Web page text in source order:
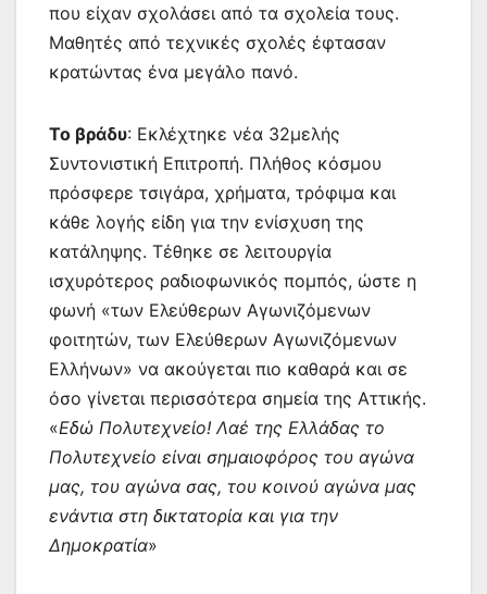
που είχαν σχολάσει από τα σχολεία τους.
Μαθητές από τεχνικές σχολές έφτασαν
κρατώντας ένα μεγάλο πανό.
Το βράδυ: Εκλέχτηκε νέα 32μελής
Συντονιστική Επιτροπή. Πλήθος κόσμου
πρόσφερε τσιγάρα, χρήματα, τρόφιμα και
κάθε λογής είδη για την ενίσχυση της
κατάληψης. Τέθηκε σε λειτουργία
ισχυρότερος ραδιοφωνικός πομπός, ώστε η
φωνή «των Ελεύθερων Αγωνιζόμενων
φοιτητών, των Ελεύθερων Αγωνιζόμενων
Ελλήνων» να ακούγεται πιο καθαρά και σε
όσο γίνεται περισσότερα σημεία της Αττικής.
«Εδώ Πολυτεχνείο! Λαέ της Ελλάδας το
Πολυτεχνείο είναι σημαιοφόρος του αγώνα
μας, του αγώνα σας, του κοινού αγώνα μας
ενάντια στη δικτατορία και για την
Δημοκρατία»